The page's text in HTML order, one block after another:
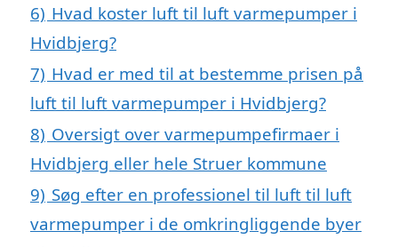
6) Hvad koster luft til luft varmepumper i
Hvidbjerg?
7) Hvad er med til at bestemme prisen på
luft til luft varmepumper i Hvidbjerg?
8) Oversigt over varmepumpefirmaer i
Hvidbjerg eller hele Struer kommune
9) Søg efter en professionel til luft til luft
varmepumper i de omkringliggende byer